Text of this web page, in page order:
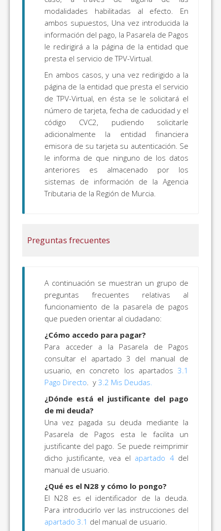
modalidades habilitadas al efecto. En
ambos supuestos, Una vez introducida la
información del pago, la Pasarela de Pagos
le redirigirá a la página de la entidad que
presta el servicio de TPV-Virtual.
En ambos casos, y una vez redirigido a la
página de la entidad que presta el servicio
de TPV-Virtual, en ésta se le solicitará el
número de tarjeta, fecha de caducidad y el
código CVC2, pudiendo solicitarle
adicionalmente la entidad financiera
emisora de su tarjeta su autenticación. Se
le informa de que ninguno de los datos
anteriores es almacenado por los
sistemas de información de la Agencia
Tributaria de la Región de Murcia.
Preguntas frecuentes
A continuación se muestran un grupo de
preguntas frecuentes relativas al
funcionamiento de la pasarela de pagos
que pueden orientar al ciudadano:
¿Cómo accedo para pagar?
Para acceder a la Pasarela de Pagos
consultar el apartado 3 del manual de
usuario, en concreto los apartados 3.1
Pago Directo. y 3.2 Mis Deudas.
¿Dónde está el justificante del pago
de mi deuda?
Una vez pagada su deuda mediante la
Pasarela de Pagos esta le facilita un
justificante del pago. Se puede reimprimir
dicho justificante, vea el apartado 4del
manual de usuario.
¿Qué es el N28 y cómo lo pongo?
El N28 es el identificador de la deuda.
Para introducirlo ver las instrucciones del
apartado 3.1 del manual de usuario.